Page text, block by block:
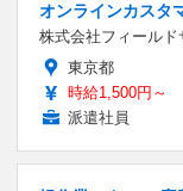
オンラインカスタ
株式会社フィールド
東京都
時給1,500円～
派遣社員